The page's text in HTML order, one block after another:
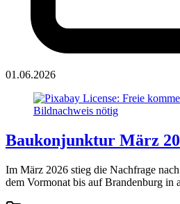
01.06.2026
Baukonjunktur März
Im März 2026 stieg die Nachfrage
dem Vormonat bis auf Brandenburg in